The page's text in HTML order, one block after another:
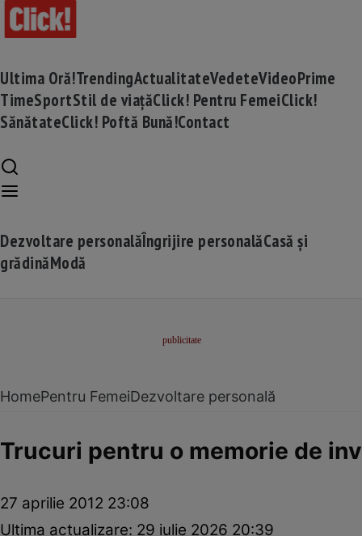
Ultima Oră!TrendingActualitateVedeteVideoPrime
TimeSportStil de viațăClick! Pentru FemeiClick!
SănătateClick! Poftă Bună!Contact
Dezvoltare personalăÎngrijire personalăCasă și
grădinăModă
HomePentru FemeiDezvoltare personală
Trucuri pentru o memorie de
27 aprilie 2012 23:08
Ultima actualizare: 29 iulie 2026 20:39